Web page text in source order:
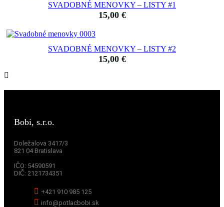
SVADOBNÉ MENOVKY – LISTY #1
15,00 €
SVADOBNÉ MENOVKY – LISTY #2
15,00 €
Bobi, s.r.o.
Doležalova 3417/3
821 04 Bratislava
IČO: 54590591
DIČ: 2121734351
+421 910 985 125
info@potlacbobi.sk